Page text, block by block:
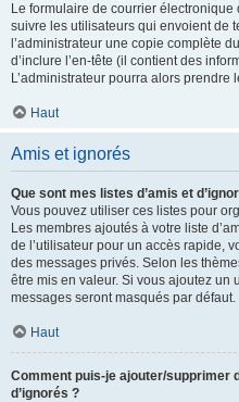
Le formulaire de courrier
suivre les utilisateurs qui envoient de
l’administrateur une copie complète
d’inclure l’en-tête (il contient des
L’administrateur pourra alors prendre
Haut
Amis et ignorés
Que sont mes listes d’amis et
Vous pouvez utiliser ces listes pour
Les membres ajoutés à votre liste
de l’utilisateur pour un accès rapide,
des messages privés. Selon les
être mis en valeur. Si vous ajoutez un
messages seront masqués par défaut.
Haut
Comment puis-je ajouter/supprimer
d’ignorés ?